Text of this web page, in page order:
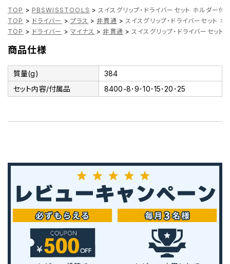
TOP > PBSWISSTOOLS > スイスグリップ・ドライバーセット ホルダー
TOP > ドライバー > プラス > 非貫通 > スイスグリップ・ドライバーセット
TOP > ドライバー > マイナス > 非貫通 > スイスグリップ・ドライバーセッ
商品仕様
質量(g)
384
セット内容/付属品
8400-8･9･10･15･20･25